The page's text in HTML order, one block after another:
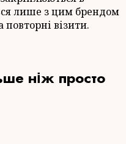
лише з цим брендом
візити.
ніж просто